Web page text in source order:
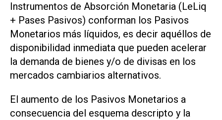
Instrumentos de Absorción Monetaria (LeLiq
+ Pases Pasivos) conforman los Pasivos
Monetarios más líquidos, es decir aquéllos de
disponibilidad inmediata que pueden acelerar
la demanda de bienes y/o de divisas en los
mercados cambiarios alternativos.
El aumento de los Pasivos Monetarios a
consecuencia del esquema descripto y la